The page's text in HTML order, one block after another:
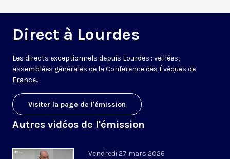
Direct à Lourdes
Les directs exceptionnels depuis Lourdes : veillées,
assemblées générales de la Conférence des Évêques de
France...
Visiter la page de l'émission
Autres vidéos de l'émission
Vendredi 27 mars 2026